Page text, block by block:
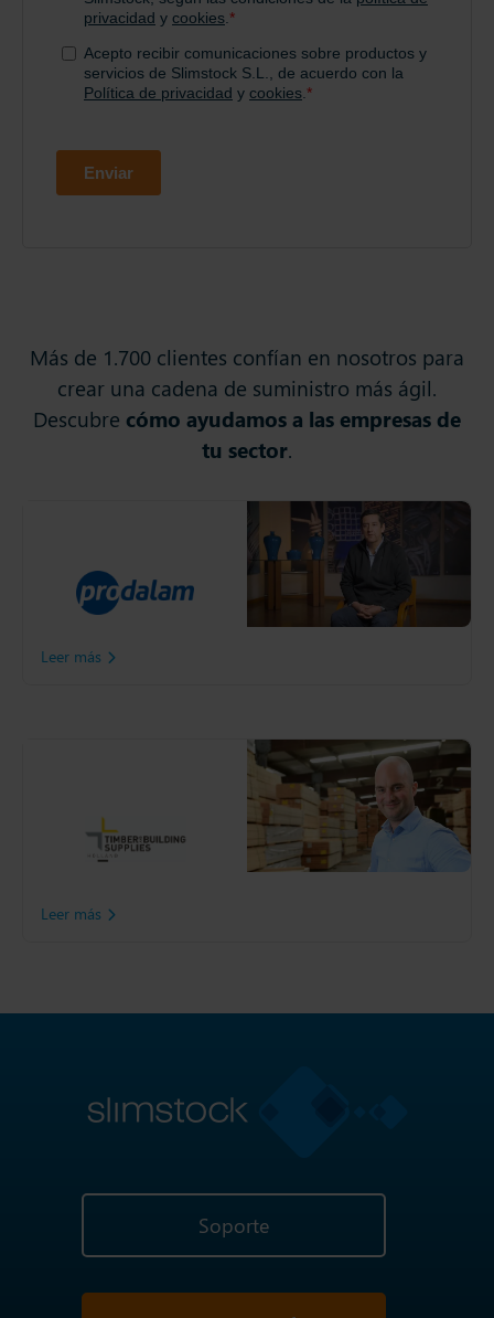
Más de 1.700 clientes confían en nosotros para
crear una cadena de suministro más ágil.
Descubre cómo ayudamos a las empresas de
tu sector.
potenció su gestión de la
cadena de suministro a
Leer más
Timber and Building
Supplies Holland es un
conocido mayorista de la
Leer más
Soporte